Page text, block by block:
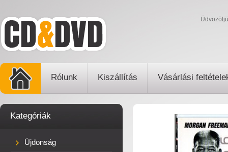
Rólunk Kiszállítás Vásárlási
Kategóriák
Újdonság